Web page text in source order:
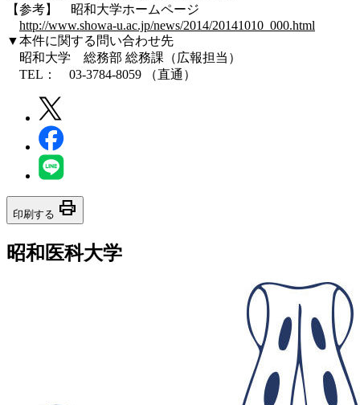
【参考】 昭和大学ホームページ
http://www.showa-u.ac.jp/news/2014/20141010_000.html
▼本件に関する問い合わせ先
昭和大学 総務部 総務課（広報担当）
TEL： 03-3784-8059 （直通）
印刷する print
昭和医科大学